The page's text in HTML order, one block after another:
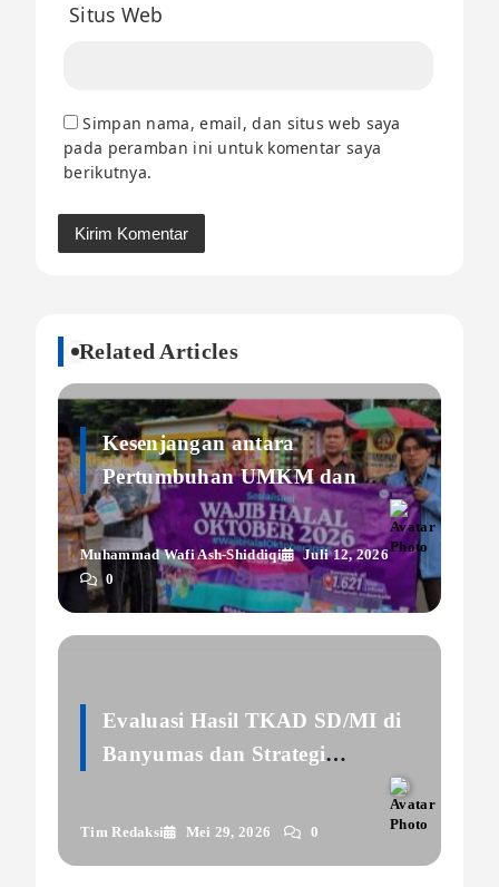
Situs Web
Simpan nama, email, dan situs web saya
pada peramban ini untuk komentar saya
berikutnya.
Related Articles
Kesenjangan antara
Pertumbuhan UMKM dan
Kesiapan Sertifikasi Halal
Muhammad Wafi Ash-Shiddiqi
Juli 12, 2026
0
Evaluasi Hasil TKAD SD/MI di
Banyumas dan Strategi
Akselerasi Pembelajaran IPAS
Berbasis Literasi Masa Depan
Tim Redaksi Mei 29, 2026 0